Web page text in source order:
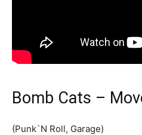
Bomb Cats –
(Punk`N Roll, Garage)